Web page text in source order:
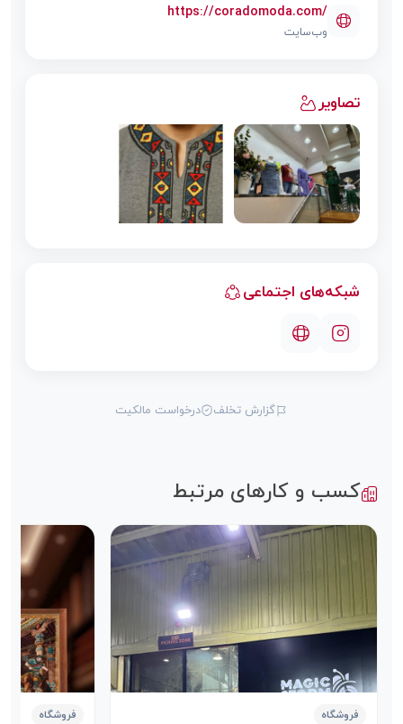
https://coradomoda.com/
وب‌سایت
تصاویر
شبکه‌های اجتماعی
گزارش تخلف درخواست مالکیت
کسب و کارهای مرتبط
فروشگاه فروشگاه